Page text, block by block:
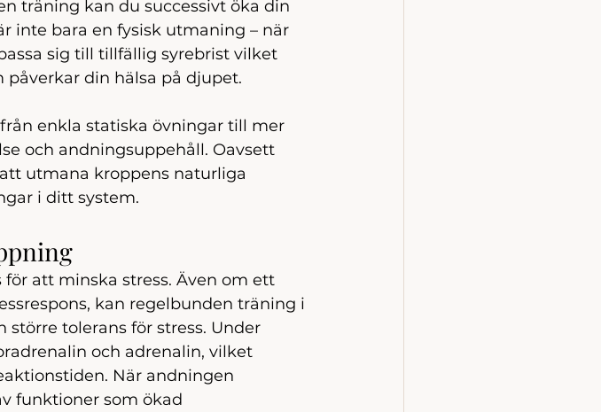
träning kan du successivt öka din
inte bara en fysisk utmaning – när
sig till tillfällig syrebrist vilket
påverkar din hälsa på djupet.
enkla statiska övningar till mer
och andningsuppehåll. Oavsett
utmana kroppens naturliga
i ditt system.
att minska stress. Även om ett
kan regelbunden träning i
tolerans för stress. Under
och adrenalin, vilket
När andningen
funktioner som ökad